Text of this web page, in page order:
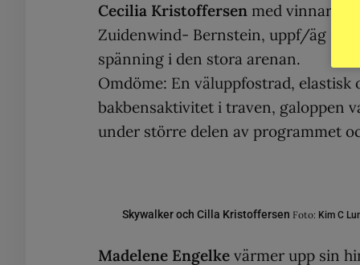
Cecilia Kristoffersen med vinnaren
Zuidenwind- Bernstein, uppf/äg
spänning i den stora arenan.
Omdöme: En väluppfostrad, elastisk
bakbensaktivitet i traven, galoppen
under större delen av programmet
Skywalker och Cilla Kristoffersen Foto: Kim C
Madelene Engelke värmer upp sin